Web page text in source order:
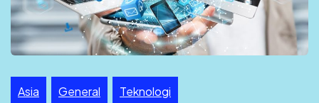
Asia General Teknologi